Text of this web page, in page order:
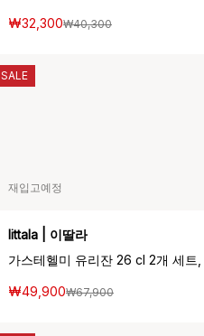
₩32,300₩40,300
재입고예정
Iittala | 이딸라
가스테헬미 유리잔 26 cl 2개 세트
₩49,900₩67,900
SALE